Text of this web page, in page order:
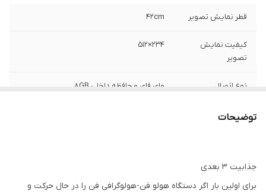
قطر نمایش تصویر 42cm
کیفیت نمایش
تصویر
234×512
نوع اتصال وای فای و حافظه داخلی 8GB
گارانتی
نوع استفاده
توضیحات
جذابیت ۳ بعدی
برای اولین بار اگر دستگاه هولو فن-هولوگرافی فن را در حال حرکت و